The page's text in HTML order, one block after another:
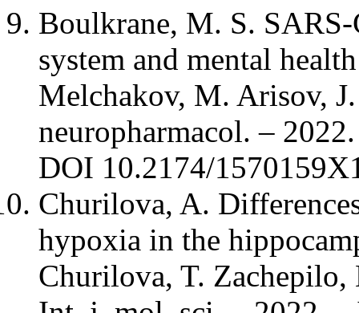
Boulkrane, M. S.
system and mental
Melchakov, M. Arisov,
neuropharmacol. –
DOI 10.2174/
Churilova, A.
hypoxia in the
Churilova, T.